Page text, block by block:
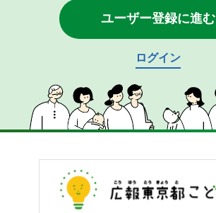
ユーザー登録に進む
ログイン